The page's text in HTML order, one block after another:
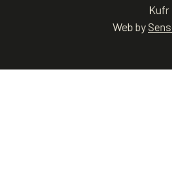
Kufr
Web by